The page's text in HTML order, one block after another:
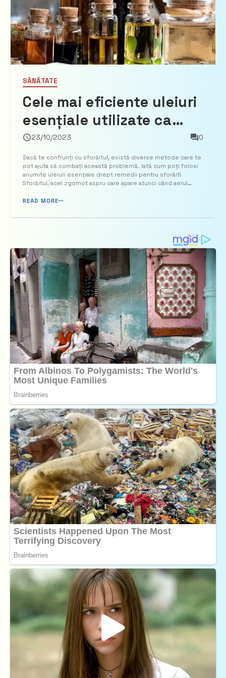
SĂNĂTATE
Cele mai eficiente uleiuri
esențiale utilizate ca
remedii pentru sforăit
23/10/2023 0
Dacă te confrunți cu sforăitul, există diverse metode care te
pot ajuta să combați această problemă. Iată cum poți folosi
anumite uleiuri esențiale drept remedii pentru sforăit!
Sforăitul, acel zgomot aspru care apare atunci când aerul
vibreze în timp ce respiri, este o afecțiune des în...
READ MORE